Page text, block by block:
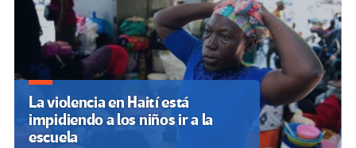
La violencia en Haití está
impidiendo a los niños ir a la
escuela